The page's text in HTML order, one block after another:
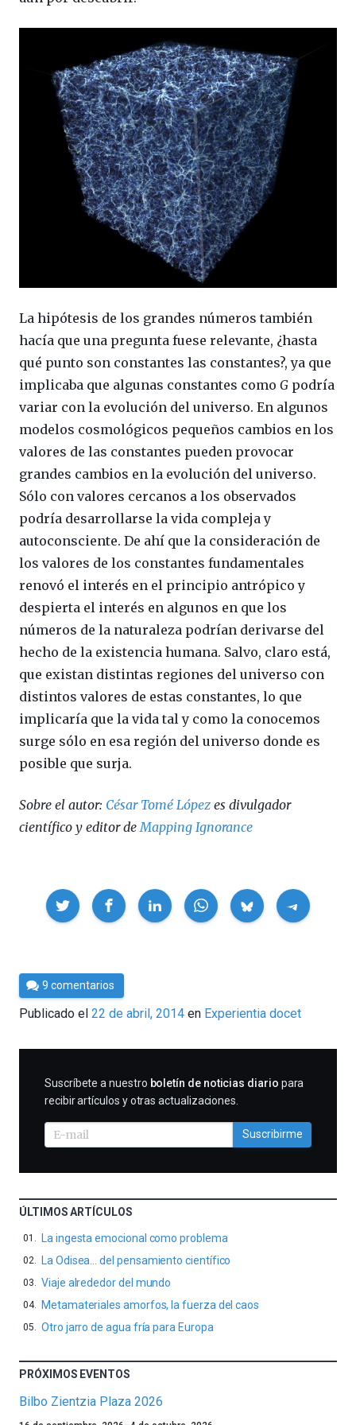
La hipótesis de los grandes números también
hacía que una pregunta fuese relevante, ¿hasta
qué punto son constantes las constantes?, ya que
implicaba que algunas constantes como G podría
variar con la evolución del universo. En algunos
modelos cosmológicos pequeños cambios en los
valores de las constantes pueden provocar
grandes cambios en la evolución del universo.
Sólo con valores cercanos a los observados
podría desarrollarse la vida compleja y
autoconsciente. De ahí que la consideración de
los valores de los constantes fundamentales
renovó el interés en el principio antrópico y
despierta el interés en algunos en que los
números de la naturaleza podrían derivarse del
hecho de la existencia humana. Salvo, claro está,
que existan distintas regiones del universo con
distintos valores de estas constantes, lo que
implicaría que la vida tal y como la conocemos
surge sólo en esa región del universo donde es
posible que surja.
Sobre el autor: César Tomé López es divulgador
científico y editor de Mapping Ignorance
Compartir
Por
César
Tomé
9 comentarios
Publicado el 22 de abril, 2014 en Experientia docet
SUSCRIBIRME
Suscríbete a nuestro boletín de noticias diario para
recibir artículos y otras actualizaciones.
Suscribirme
ÚLTIMOS ARTÍCULOS
La ingesta emocional como problema
La Odisea… del pensamiento científico
Viaje alrededor del mundo
Metamateriales amorfos, la fuerza del caos
Otro jarro de agua fría para Europa
PRÓXIMOS EVENTOS
Bilbo Zientzia Plaza 2026